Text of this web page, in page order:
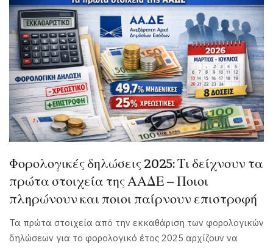
Φορολογικές δηλώσεις 2025: Τι δείχνουν τα
πρώτα στοιχεία της ΑΑΔΕ – Ποιοι
πληρώνουν και ποιοι παίρνουν επιστροφή
Τα πρώτα στοιχεία από την εκκαθάριση των φορολογικών
δηλώσεων για το φορολογικό έτος 2025 αρχίζουν να